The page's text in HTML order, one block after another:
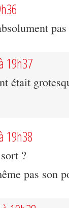
19h37
était
19h38
?
pas son